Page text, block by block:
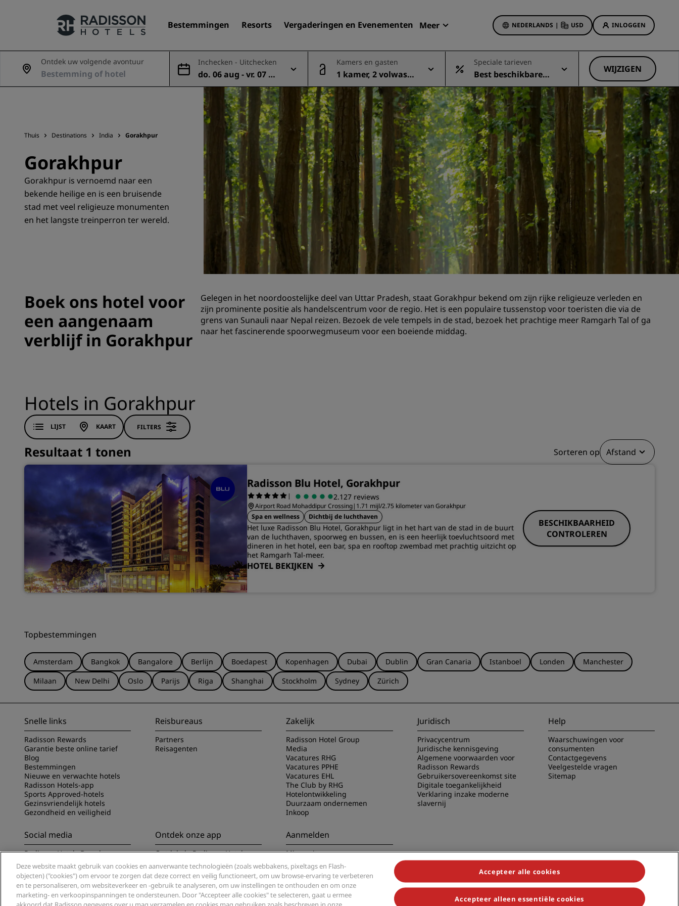
Bestemmingen Resorts Vergaderingen en Evenementen Meer
Aanbiedingen
Radisson Rewards
Mijn boekingen
NEDERLANDS | USD INLOGGEN
Onze merken
Zoek uw hotel
Bestemmingen
Resorts
Serviceappartementen
Luchthavenhotels
Nieuwe toekomstige hotels
Vergaderingen en
evenementen
Ontdek Radisson Meetings
Boek een vergaderruimte
Een offerte aanvragen
Evenementbestemmingen
Vluchten zoeken
Vluchten zoeken
Hotelaanbiedingen
Ontdek onze deals
Het is direct raak
Deals of the Day
Vooruitboeken
Bekijk onze arrangementen
Reisideeën
Gezinsvriendelijke hotels
Rad Pets
Bruiloftslocaties
Duurzame verblijven
Sportteams verblijven
Hotels in het stadscentrum
Bezoek onze blog
Ontdek uw volgende avontuur Inchecken - Uitchecken
do. 06 aug - vr. 07 au
g
Kamers en gasten
1 kamer, 2 volwasse
nen
Speciale tarieven
Best beschikbare t
arief
WIJZIGEN
Thuis Destinations India Gorakhpur
Gorakhpur
Gorakhpur is vernoemd naar een
bekende heilige en is een bruisende
stad met veel religieuze monumenten
en het langste treinperron ter wereld.
Boek ons hotel voor
een aangenaam
verblijf in Gorakhpur
Gelegen in het noordoostelijke deel van Uttar Pradesh, staat Gorakhpur bekend om zijn rijke religieuze verleden en
zijn prominente positie als handelscentrum voor de regio. Het is een populaire tussenstop voor toeristen die via de
grens van Sunauli naar Nepal reizen. Bezoek de vele tempels in de stad, bezoek het prachtige meer Ramgarh Tal of ga
naar het fascinerende spoorwegmuseum voor een boeiende middag.
Hotels in Gorakhpur
LIJST KAART FILTERS
Resultaat 1 tonen Sorteren op Afstand
Radisson Blu Hotel, Gorakhpur
| 2.127 reviews
Airport Road Mohaddipur Crossing| 1.71 mijl/2.75 kilometer van Gorakhpur
Spa en wellness
Dichtbij de luchthaven
Het luxe Radisson Blu Hotel, Gorakhpur ligt in het hart van de stad in de buurt
van de luchthaven, spoorweg en bussen, en is een heerlijk toevluchtsoord met
dineren in het hotel, een bar, spa en rooftop zwembad met prachtig uitzicht op
het Ramgarh Tal-meer.
HOTEL BEKIJKEN
BESCHIKBAARHEID
CONTROLEREN
Topbestemmingen
Amsterdam Bangkok Bangalore Berlijn Boedapest Kopenhagen Dubai Dublin Gran Canaria Istanboel Londen
Manchester
Milaan
New Delhi Oslo Parijs Riga Shanghai Stockholm Sydney Zürich
Snelle links
Radisson Rewards
Garantie beste online tarief
Blog
Bestemmingen
Nieuwe en verwachte hotels
Radisson Hotels-app
Sports Approved-hotels
Gezinsvriendelijk hotels
Gezondheid en veiligheid
Reisbureaus
Partners
Reisagenten
Zakelijk
Radisson Hotel Group
Media
Vacatures RHG
Vacatures PPHE
Vacatures EHL
The Club by RHG
Hotelontwikkeling
Duurzaam ondernemen
Inkoop
Juridisch
Privacycentrum
Juridische kennisgeving
Algemene voorwaarden voor
Radisson Rewards
Gebruikersovereenkomst site
Digitale toegankelijkheid
Verklaring inzake moderne
slavernij
Help
Waarschuwingen voor
consumenten
Contactgegevens
Veelgestelde vragen
Sitemap
Social media
Radisson Hotels Brands
Ontdek onze app
Ontdek de Radisson Hotels app
Aanmelden
Mis nooit meer onze
populairste aanbiedingen
Deze website maakt gebruik van cookies en aanverwante technologieën (zoals webbakens, pixeltags en Flash-
objecten) ("cookies") om ervoor te zorgen dat deze correct en veilig functioneert, om uw browse-ervaring te verbeteren
en te personaliseren, om websiteverkeer en -gebruik te analyseren, om uw instellingen te onthouden en om onze
marketing- en verkoopinspanningen te ondersteunen. Door "Accepteer alle cookies" te selecteren, gaat u ermee
Accepteer alle cookies
Accepteer alleen essentiële cookies